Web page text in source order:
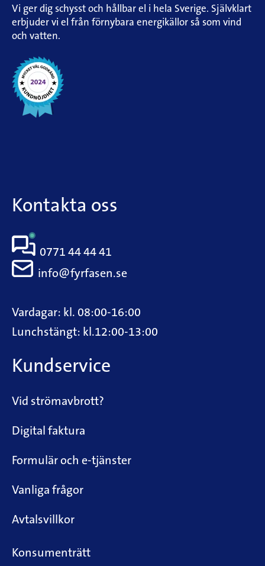
Vi ger dig schysst och hållbar el i hela Sverige. Självklart
erbjuder vi el från förnybara energikällor så som vind
och vatten.
Kontakta oss
0771 44 44 41
info@fyrfasen.se
Vardagar: kl. 08:00-16:00
Lunchstängt: kl.12:00-13:00
Kundservice
Vid strömavbrott?
Digital faktura
Formulär och e-tjänster
Vanliga frågor
Avtalsvillkor
Konsumenträtt